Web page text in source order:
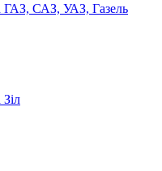
ГАЗ, САЗ, УАЗ, Газель